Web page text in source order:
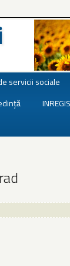
servicii sociale